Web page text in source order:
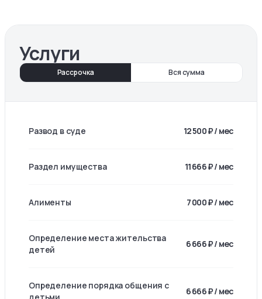
Услуги
Рассрочка Вся сумма
Развод в суде 12 500 ₽ / мес
Раздел имущества 11 666 ₽ / мес
Алименты 7 000 ₽ / мес
Определение места жительства
детей
6 666 ₽ / мес
Определение порядка общения с
6 666 ₽ / мес